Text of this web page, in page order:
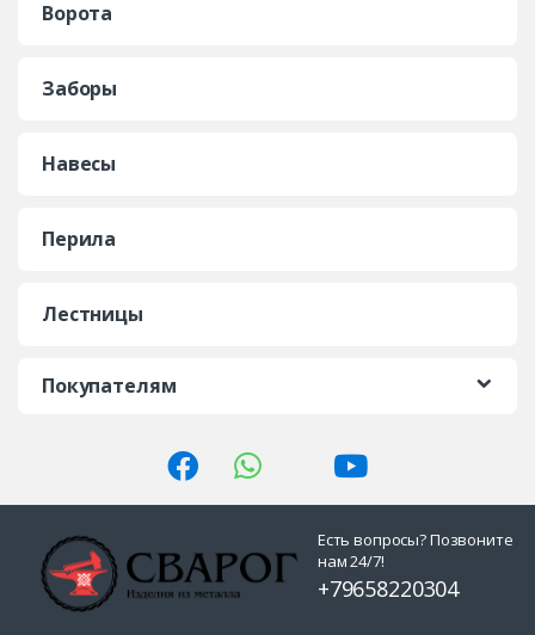
Ворота
Заборы
Навесы
Перила
Лестницы
Покупателям
Есть вопросы? Позвоните
нам 24/7!
+79658220304